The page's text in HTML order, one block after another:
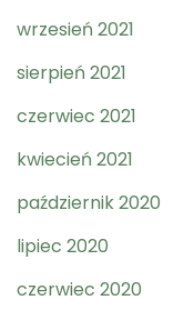
wrzesień 2021
sierpień 2021
czerwiec 2021
kwiecień 2021
październik 2020
lipiec 2020
czerwiec 2020